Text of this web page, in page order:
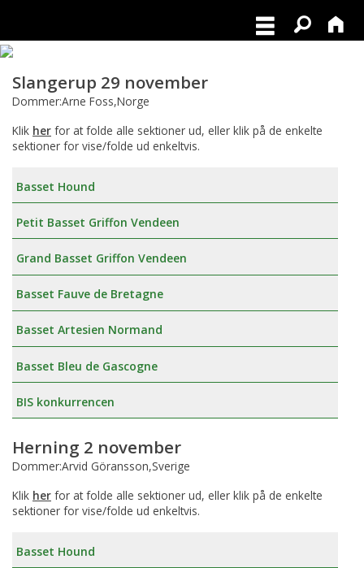
Slangerup 29 november
Dommer:Arne Foss,Norge
Klik her for at folde alle sektioner ud, eller klik på de enkelte
sektioner for vise/folde ud enkeltvis.
Basset Hound
Petit Basset Griffon Vendeen
Grand Basset Griffon Vendeen
Basset Fauve de Bretagne
Basset Artesien Normand
Basset Bleu de Gascogne
BIS konkurrencen
Herning 2 november
Dommer:Arvid Göransson,Sverige
Klik her for at folde alle sektioner ud, eller klik på de enkelte
sektioner for vise/folde ud enkeltvis.
Basset Hound